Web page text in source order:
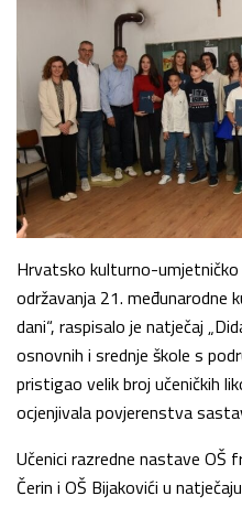
Hrvatsko kulturno-
održavanja 21. međunarodne
dani“, raspisalo je natječaj
osnovnih i srednje škole s
pristigao velik broj učeničkih
ocjenjivala povjerenstva
Učenici razredne nastave OŠ
Čerin i OŠ Bijakovići u